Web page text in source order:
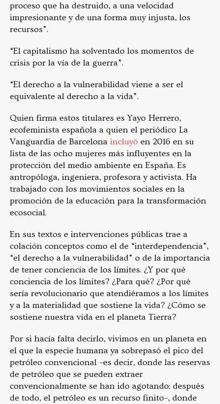
proceso que ha destruido, a una velocidad
impresionante y de una forma muy injusta, los
recursos”.
“El capitalismo ha solventado los momentos de
crisis por la vía de la guerra”.
“El derecho a la vulnerabilidad viene a ser el
equivalente al derecho a la vida”.
Quien firma estos titulares es Yayo Herrero,
ecofeminista española a quien el periódico La
Vanguardia de Barcelona incluyó en 2016 en su
lista de las ocho mujeres más influyentes en la
protección del medio ambiente en España. Es
antropóloga, ingeniera, profesora y activista. Ha
trabajado con los movimientos sociales en la
promoción de la educación para la transformación
ecosocial.
En sus textos e intervenciones públicas trae a
colación conceptos como el de “interdependencia”,
“el derecho a la vulnerabilidad” o de la importancia
de tener conciencia de los límites. ¿Y por qué
conciencia de los límites? ¿Para qué? ¿Por qué
sería revolucionario que atendiéramos a los límites
y a la materialidad que sostiene la vida? ¿Cómo se
sostiene nuestra vida en el planeta Tierra?
Por si hacía falta decirlo, vivimos en un planeta en
el que la especie humana ya sobrepasó el pico del
petróleo convencional –es decir, donde las reservas
de petróleo que se pueden extraer
convencionalmente se han ido agotando; después
de todo, el petróleo es un recurso finito–, donde